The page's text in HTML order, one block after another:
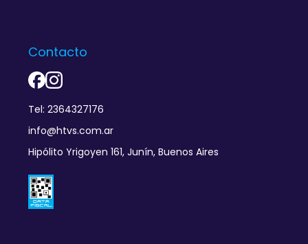
Contacto
Tel: 2364327176
info@htvs.com.ar
Hipólito Yrigoyen 161, Junín, Buenos Aires